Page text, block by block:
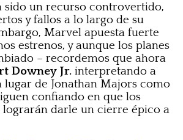
sido un recurso controvertido,
y fallos a lo largo de su
Marvel apuesta fuerte
estrenos, y aunque los planes
– recordemos que ahora
Downey Jr. interpretando a
de Jonathan Majors como
confiando en que los
lograrán darle un cierre épico a